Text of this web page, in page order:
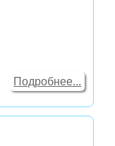
Подробнее...